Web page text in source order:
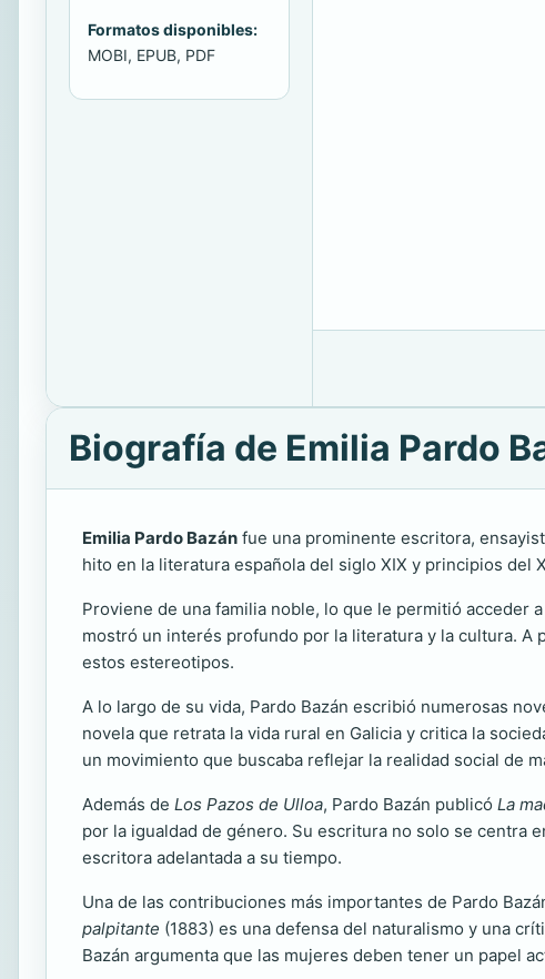
Formatos disponibles:
MOBI, EPUB, PDF
Biografía de Emilia Pardo
Emilia Pardo Bazán fue una prominente escritora,
hito en la literatura española del siglo XIX y principios del
Proviene de una familia noble, lo que le permitió acceder
mostró un interés profundo por la literatura y la cultura. A
estos estereotipos.
A lo largo de su vida, Pardo Bazán escribió numerosas
novela que retrata la vida rural en Galicia y critica la
un movimiento que buscaba reflejar la realidad social de
Además de Los Pazos de Ulloa, Pardo Bazán publicó La
por la igualdad de género. Su escritura no solo se centra
escritora adelantada a su tiempo.
Una de las contribuciones más importantes de Pardo
palpitante (1883) es una defensa del naturalismo y una
Bazán argumenta que las mujeres deben tener un papel